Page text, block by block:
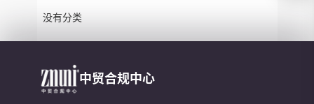
没有分类
中贸合规中心